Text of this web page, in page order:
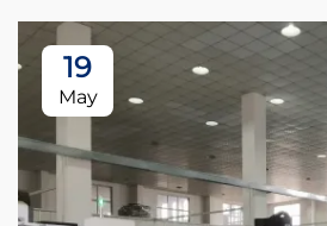
19
May